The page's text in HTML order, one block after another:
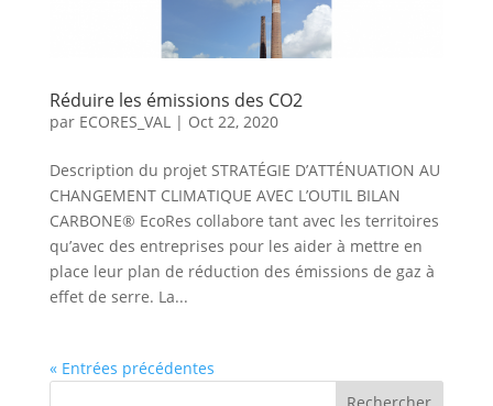
Réduire les émissions des CO2
par ECORES_VAL | Oct 22, 2020
Description du projet STRATÉGIE D’ATTÉNUATION AU
CHANGEMENT CLIMATIQUE AVEC L’OUTIL BILAN
CARBONE® EcoRes collabore tant avec les territoires
qu’avec des entreprises pour les aider à mettre en
place leur plan de réduction des émissions de gaz à
effet de serre. La...
« Entrées précédentes